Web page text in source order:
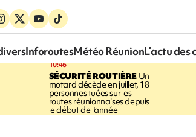
InforoutesMétéo RéunionL’actu
10:46
SÉCURITÉ ROUTIÈRE Un
motard décède en juillet, 18
personnes tuées sur les
routes réunionnaises depuis
le début de l'année